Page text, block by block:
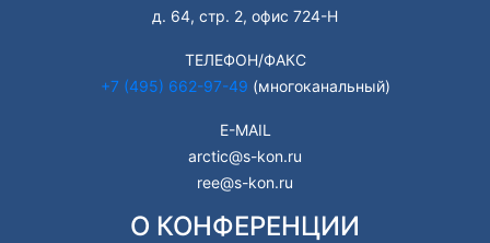
д. 64, стр. 2, офис 724-Н
ТЕЛЕФОН/ФАКС
+7 (495) 662-97-49 (многоканальный)
E-MAIL
arctic@s-kon.ru
ree@s-kon.ru
О КОНФЕРЕНЦИИ